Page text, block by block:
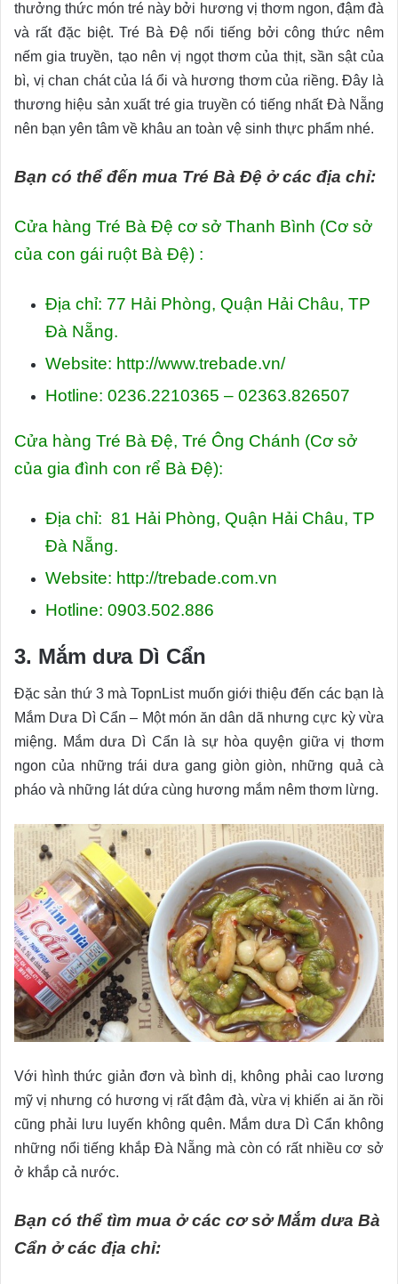
thưởng thức món tré này bởi hương vị thơm ngon, đậm đà
và rất đặc biệt. Tré Bà Đệ nổi tiếng bởi công thức nêm
nếm gia truyền, tạo nên vị ngọt thơm của thịt, sần sật của
bì, vị chan chát của lá ổi và hương thơm của riềng. Đây là
thương hiệu sản xuất tré gia truyền có tiếng nhất Đà Nẵng
nên bạn yên tâm về khâu an toàn vệ sinh thực phẩm nhé.
Bạn có thể đến mua Tré Bà Đệ ở các địa chỉ:
Cửa hàng Tré Bà Đệ cơ sở Thanh Bình (Cơ sở
của con gái ruột Bà Đệ) :
Địa chỉ: 77 Hải Phòng, Quận Hải Châu, TP
Đà Nẵng.
Website: http://www.trebade.vn/
Hotline: 0236.2210365 – 02363.826507
Cửa hàng Tré Bà Đệ, Tré Ông Chánh (Cơ sở
của gia đình con rể Bà Đệ):
Địa chỉ: 81 Hải Phòng, Quận Hải Châu, TP
Đà Nẵng.
Website: http://trebade.com.vn
Hotline: 0903.502.886
3. Mắm dưa Dì Cẩn
Đặc sản thứ 3 mà TopnList muốn giới thiệu đến các bạn là
Mắm Dưa Dì Cẩn – Một món ăn dân dã nhưng cực kỳ vừa
miệng. Mắm dưa Dì Cẩn là sự hòa quyện giữa vị thơm
ngon của những trái dưa gang giòn giòn, những quả cà
pháo và những lát dứa cùng hương mắm nêm thơm lừng.
Với hình thức giản đơn và bình dị, không phải cao lương
mỹ vị nhưng có hương vị rất đậm đà, vừa vị khiến ai ăn rồi
cũng phải lưu luyến không quên. Mắm dưa Dì Cẩn không
những nổi tiếng khắp Đà Nẵng mà còn có rất nhiều cơ sở
ở khắp cả nước.
Bạn có thể tìm mua ở các cơ sở Mắm dưa Bà
Cẩn ở các địa chỉ: